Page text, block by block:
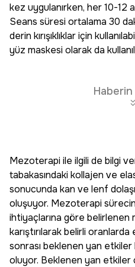
kez uygulanırken, her 10-12
Seans süresi ortalama 30
derin kırışıklıklar için
yüz maskesi olarak da
Haberin
Mezoterapi ile ilgili de bilgi
tabakasındaki kollajen ve
sonucunda kan ve lenf
oluşuyor. Mezoterapi
ihtiyaçlarına göre
karıştırılarak belirli
sonrası beklenen yan etkiler
oluyor. Beklenen yan etkiler